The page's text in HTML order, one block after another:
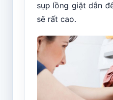
sụp lồng giặt dẫn
sẽ rất cao.